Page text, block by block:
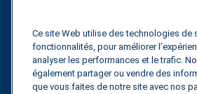
Guides
Fuel Savings Calculator
Ce site Web utilise des technologies de
fonctionnalités, pour améliorer
analyser les performances et le trafic.
également partager ou vendre des
que vous faites de notre site avec nos